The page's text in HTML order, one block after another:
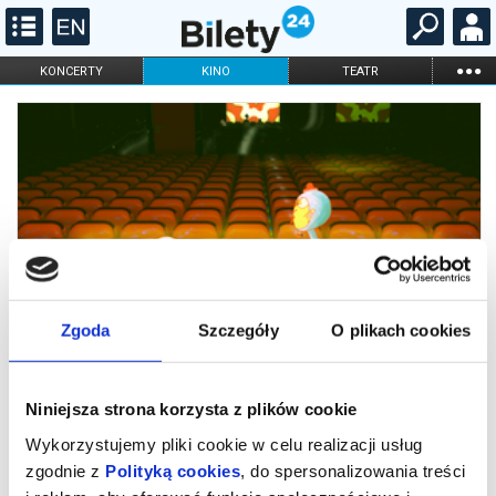
Zgoda Szczegóły O plikach cookies
Niniejsza strona korzysta z plików cookie
Wykorzystujemy pliki cookie w celu realizacji usług
zgodnie z Polityką cookies , do spersonalizowania treści
KONCERTY KINO TEATR ...
FILHARMONIA OPERA I BALET
STAND-UP
15. MFFA Animocje - Dziwne:
Pamiętasz?; zestaw filmów
krótkometrażowych, 16+